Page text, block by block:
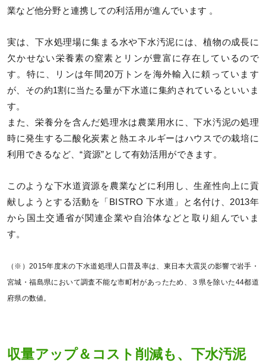
業など他分野と連携しての利活用が進んでいます 。
実は、下水処理場に集まる水や下水汚泥には、植物の成長に
欠かせない栄養素の窒素とリンが豊富に存在しているので
す。特に、リンは年間20万トンを海外輸入に頼っています
が、その約1割に当たる量が下水道に集約されているといいま
す。
また、栄養分を含んだ処理水は農業用水に、下水汚泥の処理
時に発生する二酸化炭素と熱エネルギーはハウスでの栽培に
利用できるなど、“資源”として有効活用ができます。
このような下水道資源を農業などに利用し、生産性向上に貢
献しようとする活動を「BISTRO 下水道」と名付け、2013年
から国土交通省が関連企業や自治体などと取り組んでいま
す。
（※）2015年度末の下水道処理人口普及率は、東日本大震災の影響で岩手・
宮城・福島県において調査不能な市町村があったため、３県を除いた44都道
府県の数値。
収量アップ＆コスト削減も、下水汚泥